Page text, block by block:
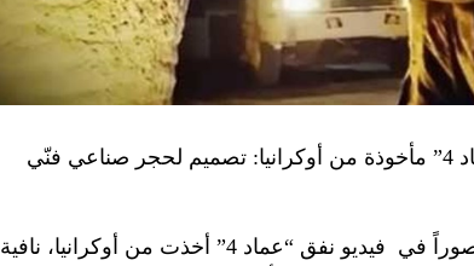
“النهار” تكشف حقيقة صور في فيديو نفق “عماد 4” مأخوذة من أوكرانيا: تصميم لحجر صناعي فنّي
في فيديو
نفق “عماد 4” أخذت من أوكرانيا، نافية